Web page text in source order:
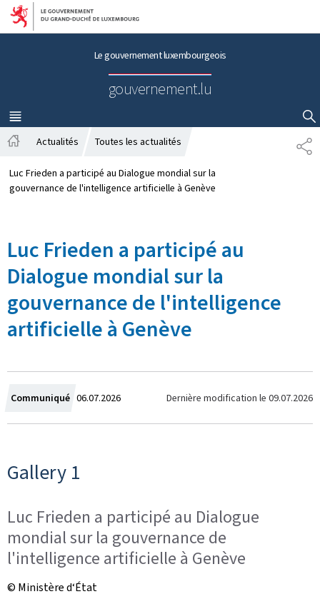
Aller au menu principal
Aller au contenu
Le gouvernement luxembourgeois
gouvernement.lu
MENU
PRINCIPAL
AFFICHER / MASQUER LA RECHERCHE
P
A
c
c
l
Actualités Toutes les actualités
Luc Frieden a participé au Dialogue mondial sur la
gouvernance de l'intelligence artificielle à Genève
Luc Frieden a participé au
Dialogue mondial sur la
gouvernance de l'intelligence
artificielle à Genève
Communiqué C
r
l
e
06.07.2026 Dernière modification le 09.07.2026
Gallery 1
Luc Frieden a participé au Dialogue
mondial sur la gouvernance de
l'intelligence artificielle à Genève
© Ministère d‘État